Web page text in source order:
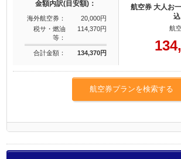
金額内訳(目安額)：
海外航空券：
20,000円
税サ・燃油
等：
114,370円
合計金額： 134,370円
航空券 大人お
込
航
航空券プランを検索する